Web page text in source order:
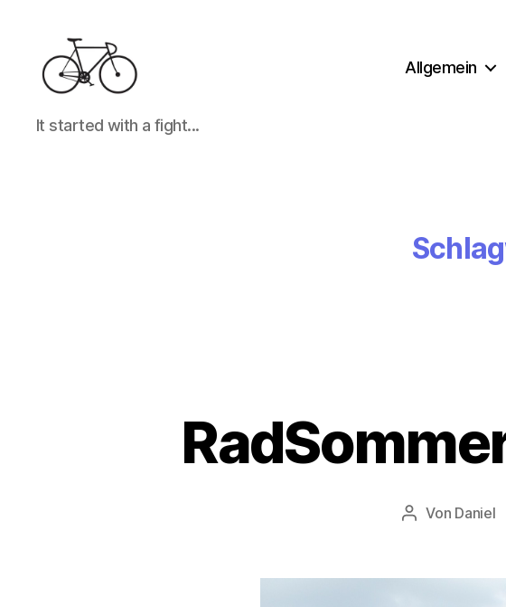
It
started
It started with a fight...
Allgemein
Beitragsautor
Von Daniel